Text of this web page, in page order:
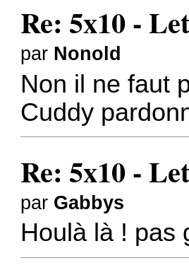
Re: 5x10 -
par Nonold
Non il ne faut
Cuddy
Re: 5x10 -
par Gabbys
Houlà là ! pas